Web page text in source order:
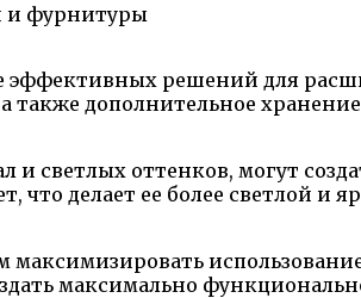
и фурнитуры
решений для
также дополнительное
и светлых оттенков, могут
что делает ее более светлой и
максимизировать
максимально